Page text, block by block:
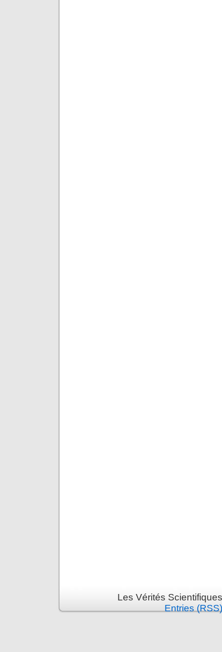
Les Vérités
Entries (RSS)